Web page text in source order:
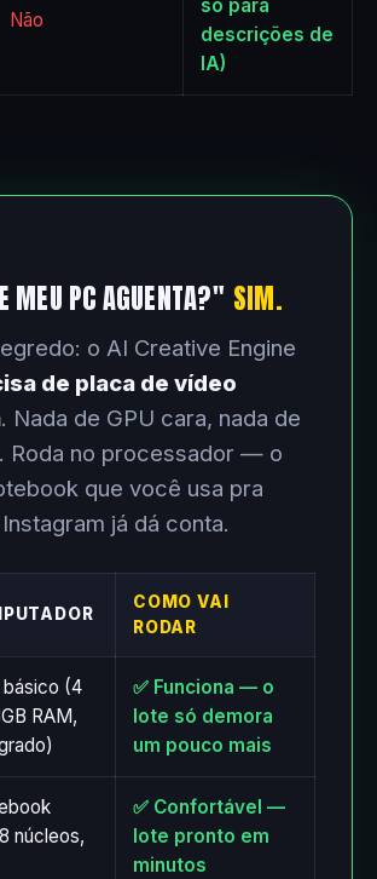
Não
só para
descrições de
IA)
MEU PC AGUENTA?" SIM.
o AI Creative Engine
de placa de vídeo
. Nada de GPU cara, nada de
Roda no processador — o
que você usa pra
já dá conta.
COMO VAI
RODAR
básico (4
RAM,
✅ Funciona — o
lote só demora
um pouco mais
núcleos,
✅ Confortável —
lote pronto em
minutos